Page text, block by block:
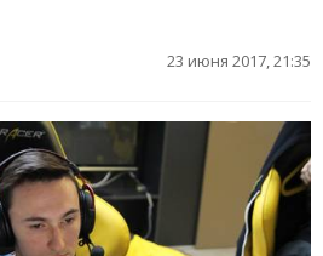
23 июня 2017, 21:35